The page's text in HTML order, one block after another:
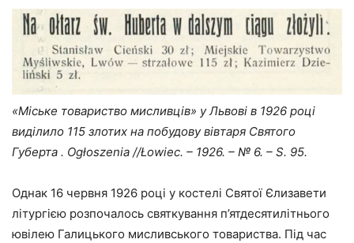
«Міське товариство мисливців» у Львові в 1926 році
виділило 115 злотих на побудову вівтаря Святого
Губерта . Ogłoszenia //Łowiec. – 1926. – № 6. – S. 95.
Однак 16 червня 1926 році у костелі Святої Єлизавети
літургією розпочалось святкування п’ятдесятилітнього
ювілею Галицького мисливського товариства. Під час